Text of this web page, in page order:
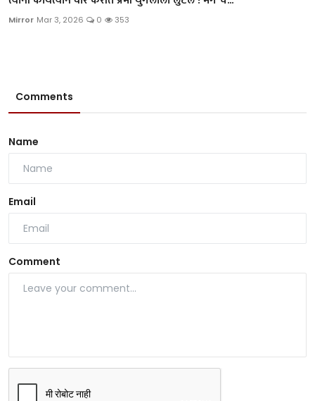
Mirror Mar 3, 2026 0 353
Comments
Name
Email
Comment